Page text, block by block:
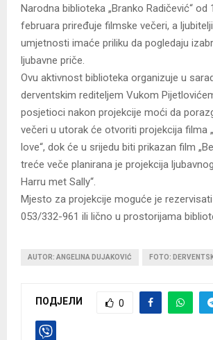
Narodna biblioteka „Branko Radičević“ od
februara priređuje filmske večeri, a
umjetnosti imaće priliku da pogledaju
ljubavne priče.
Ovu aktivnost biblioteka organizuje u
derventskim rediteljem Vukom
posjetioci nakon projekcije moći da
večeri u utorak će otvoriti projekcija filma
love“, dok će u srijedu biti prikazan film
treće veče planirana je projekcija
Harru met Sally“.
Mjesto za projekcije moguće je
053/332-961 ili lično u prostorijama
AUTOR: ANGELINA DUJAKOVIĆ FOTO:
ПОДЈЕЛИ 0